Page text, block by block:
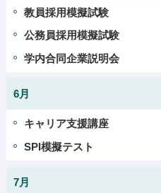
教員採用模擬試験
公務員採用模擬試験
学内合同企業説明会
6月
キャリア支援講座
SPI模擬テスト
7月